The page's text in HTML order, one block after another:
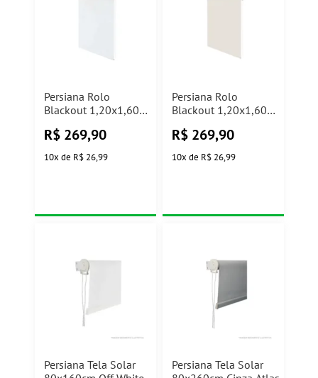
Persiana Rolo
Blackout 1,20x1,60m
R$ 269,90
10x de R$ 26,99
Persiana Rolo
Blackout 1,20x1,60m
R$ 269,90
10x de R$ 26,99
Persiana Tela Solar
Persiana Tela Solar